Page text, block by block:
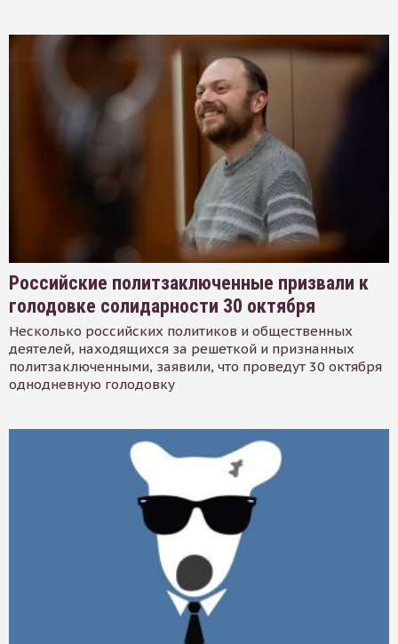
Российские политзаключенные призвали к
голодовке солидарности 30 октября
Несколько российских политиков и общественных
деятелей, находящихся за решеткой и признанных
политзаключенными, заявили, что проведут 30 октября
однодневную голодовку